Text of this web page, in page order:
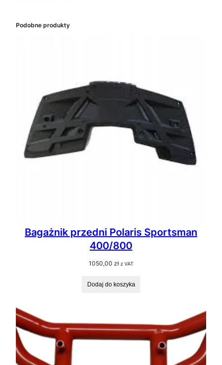
Podobne produkty
Bagażnik przedni Polaris Sportsman
400/800
1050,00 zł z VAT
Dodaj do koszyka